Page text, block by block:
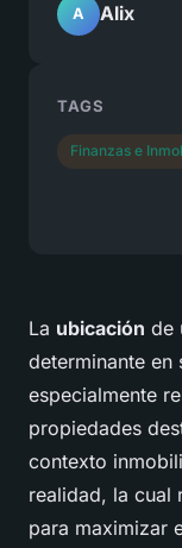
La ubicación de
determinante en
especialmente
propiedades
contexto
realidad, la cual
para maximizar
A Alix
TAGS
Finanzas e